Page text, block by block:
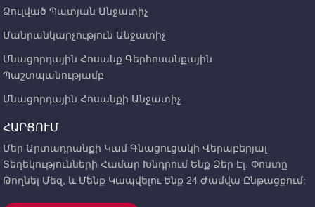
Ձուլված Պատյան Անջատիչ
Մանրանկարչություն Անջատիչ
Մնացորդային Հոսանք Գերհոսանքային
Պաշտպանությամբ
Մնացորդային Հոսանքի Անջատիչ
ՀԱՐՑՈՒՄ
Մեր Արտադրանքի Կամ Գնացուցակի Վերաբերյալ
Տեղեկությունների Համար Խնդրում Ենք Ձեր Էլ. Փոստը
Թողնել Մեզ, ԵՒ Մենք Կապվելու Ենք 24 Ժամվա Ընթացքում: